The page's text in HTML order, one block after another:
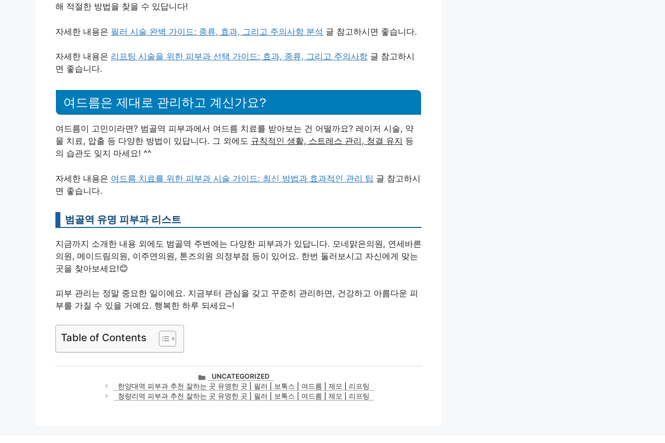
해 적절한 방법을 찾을 수 있답니다!
자세한 내용은 필러 시술 완벽 가이드: 종류, 효과, 그리고 주의사항 분석 글 참고하시면 좋습니다.
자세한 내용은 리프팅 시술을 위한 피부과 선택 가이드: 효과, 종류, 그리고 주의사항 글 참고하시
면 좋습니다.
여드름은 제대로 관리하고 계신가요?
여드름이 고민이라면? 범골역 피부과에서 여드름 치료를 받아보는 건 어떨까요? 레이저 시술, 약
물 치료, 압출 등 다양한 방법이 있답니다. 그 외에도 규칙적인 생활, 스트레스 관리, 청결 유지 등
의 습관도 잊지 마세요! ^^
자세한 내용은 여드름 치료를 위한 피부과 시술 가이드: 최신 방법과 효과적인 관리 팁 글 참고하시
면 좋습니다.
범골역 유명 피부과 리스트
지금까지 소개한 내용 외에도 범골역 주변에는 다양한 피부과가 있답니다. 모네맑은의원, 연세바른
의원, 메이드림의원, 이주연의원, 톤즈의원 의정부점 등이 있어요. 한번 둘러보시고 자신에게 맞는
곳을 찾아보세요!😊
피부 관리는 정말 중요한 일이에요. 지금부터 관심을 갖고 꾸준히 관리하면, 건강하고 아름다운 피
부를 가질 수 있을 거예요. 행복한 하루 되세요~!
Table of Contents
카
테
고
UNCATEGORIZED
한양대역 피부과 추천 잘하는 곳 유명한 곳 | 필러 | 보톡스 | 여드름 | 제모 | 리프팅
청량리역 피부과 추천 잘하는 곳 유명한 곳 | 필러 | 보톡스 | 여드름 | 제모 | 리프팅